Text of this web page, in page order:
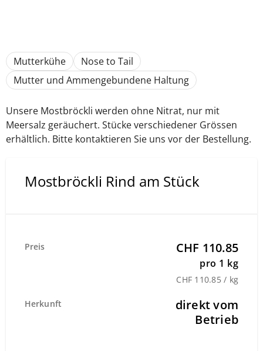
Mutterkühe
Nose to Tail
Mutter und Ammengebundene Haltung
Unsere Mostbröckli werden ohne Nitrat, nur mit
Meersalz geräuchert. Stücke verschiedener Grössen
erhältlich. Bitte kontaktieren Sie uns vor der Bestellung.
Mostbröckli Rind am Stück
Preis CHF 110.85
pro 1 kg
CHF 110.85 / kg
Herkunft
direkt vom
Betrieb